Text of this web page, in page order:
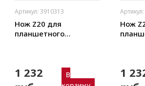
Артикул: 3910313
Нож Z20 для
планшетного
JingWei и пр.)
1 232
В
Нож
1